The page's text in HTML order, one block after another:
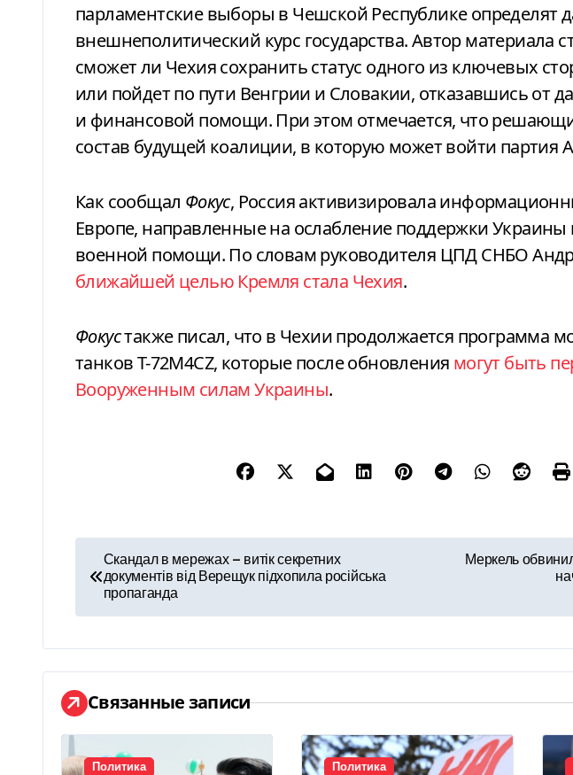
парламентские выборы в Чешской Республике определят
внешнеполитический курс государства. Автор материала
сможет ли Чехия сохранить статус одного из ключевых
или пойдет по пути Венгрии и Словакии, отказавшись от
и финансовой помощи. При этом отмечается, что
состав будущей коалиции, в которую может войти партия
Как сообщал Фокус, Россия активизировала
Европе, направленные на ослабление поддержки
военной помощи. По словам руководителя ЦПД СНБО
ближайшей целью Кремля стала Чехия.
Фокустакже писал, что в Чехии продолжается программа
танков T-72M4CZ, которые после обновления могут быть
Вооруженным силам Украины.
в
и
г
а
Скандал в мережах — витік секретних
документів від Верещук підхопила російська
пропаганда
Меркель
Связанные записи
Политика Политика